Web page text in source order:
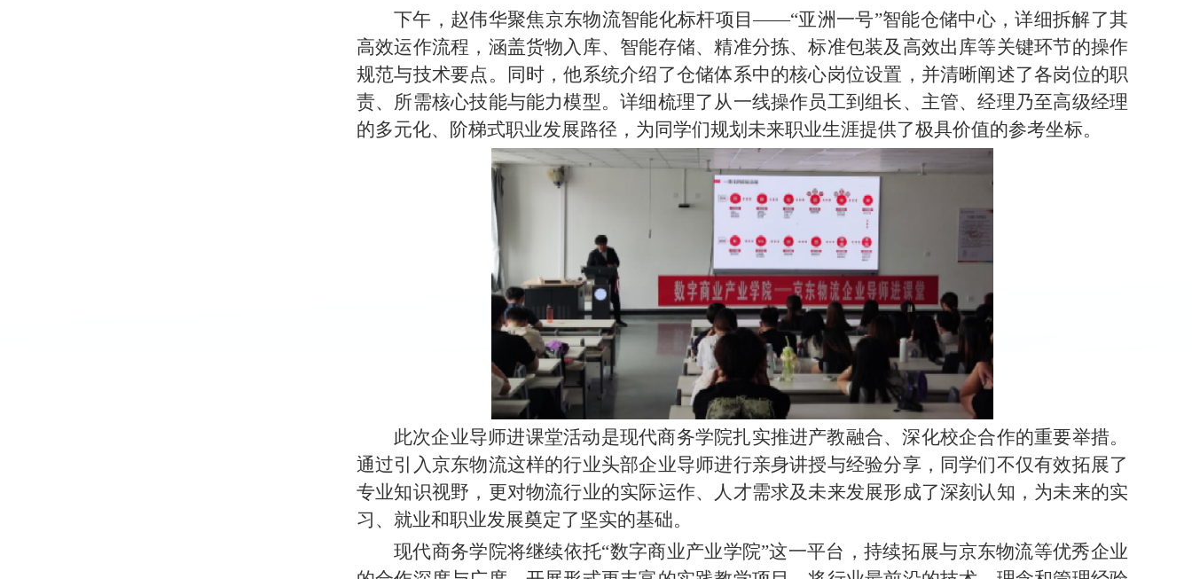
下午，赵伟华聚焦京东物流智能化标杆项目——“亚洲一号”智能仓储中心，详细拆解了其
高效运作流程，涵盖货物入库、智能存储、精准分拣、标准包装及高效出库等关键环节的操作
规范与技术要点。同时，他系统介绍了仓储体系中的核心岗位设置，并清晰阐述了各岗位的职
责、所需核心技能与能力模型。详细梳理了从一线操作员工到组长、主管、经理乃至高级经理
的多元化、阶梯式职业发展路径，为同学们规划未来职业生涯提供了极具价值的参考坐标。
此次企业导师进课堂活动是现代商务学院扎实推进产教融合、深化校企合作的重要举措。
通过引入京东物流这样的行业头部企业导师进行亲身讲授与经验分享，同学们不仅有效拓展了
专业知识视野，更对物流行业的实际运作、人才需求及未来发展形成了深刻认知，为未来的实
习、就业和职业发展奠定了坚实的基础。
现代商务学院将继续依托“数字商业产业学院”这一平台，持续拓展与京东物流等优秀企业